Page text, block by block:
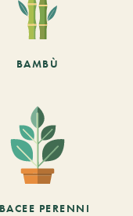
BAMBÙ
PERENNI